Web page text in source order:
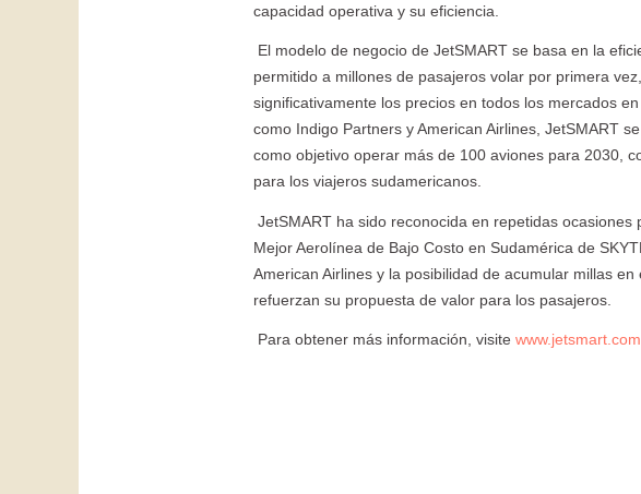
capacidad operativa y su eficiencia.
El modelo de negocio de JetSMART se basa en la
permitido a millones de pasajeros volar por primera
significativamente los precios en todos los mercados
como Indigo Partners y American Airlines, JetSMART
como objetivo operar más de 100 aviones para 2030,
para los viajeros sudamericanos.
JetSMART ha sido reconocida en repetidas
Mejor Aerolínea de Bajo Costo en Sudamérica de
American Airlines y la posibilidad de acumular millas
refuerzan su propuesta de valor para los pasajeros.
Para obtener más información, visite www.jetsmart.com